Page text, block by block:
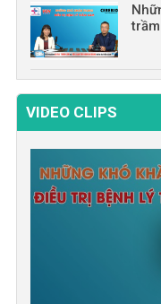
VIDEO CLIPS